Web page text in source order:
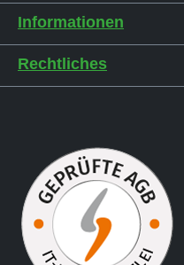
Informationen
Rechtliches